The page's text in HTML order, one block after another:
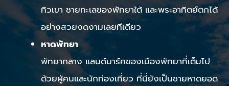
ทิวเขา ชายทะเลของพัทยาใต้ และพระอาทิตย์ตกได้
อย่างสวยงดงามเลยทีเดียว
หาดพัทยา
พัทยากลาง แลนด์มาร์คของเมืองพัทยาที่เต็มไป
ด้วยผู้คนและนักท่องเที่ยว ที่นี่ยังเป็นชายหาดยอด